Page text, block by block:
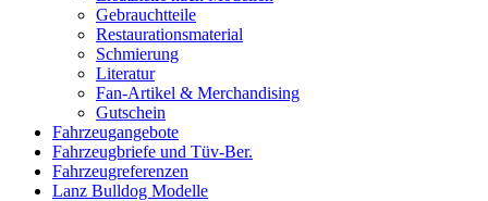
Gebrauchtteile
Restaurationsmaterial
Schmierung
Literatur
Fan-Artikel & Merchandising
Gutschein
Fahrzeugangebote
Fahrzeugbriefe und Tüv-Ber.
Fahrzeugreferenzen
Lanz Bulldog Modelle